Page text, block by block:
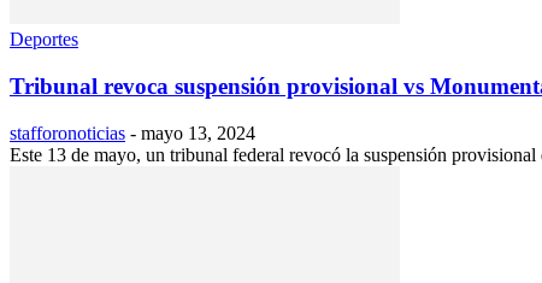
Deportes
Tribunal revoca suspensión provisional vs
stafforonoticias - mayo 13, 2024
Este 13 de mayo, un tribunal federal revocó la suspensión